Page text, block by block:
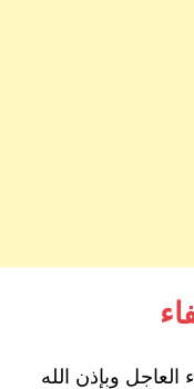
وبإذن الله